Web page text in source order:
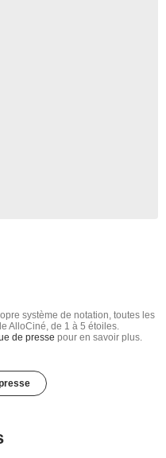
système de notation, toutes les
AlloCiné, de 1 à 5 étoiles.
de presse pour en savoir plus.